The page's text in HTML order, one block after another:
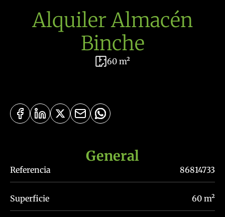
Alquiler Almacén
Binche
60 m²
General
Referencia 86814733
Superficie 60 m²